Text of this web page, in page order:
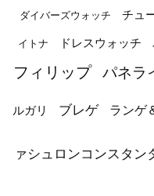
ダイバーズウォッチ チュ
イトナ ドレスウォッチ
フィリップ
パネラ
ルガリ ブレゲ ランゲ
ァシュロンコンスタン